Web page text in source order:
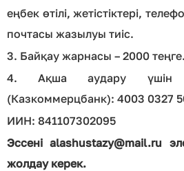
еңбек өтілі, жетістіктері,
почтасы жазылуы тиіс.
3. Байқау жарнасы – 2000 теңге.
4. Ақша аудару үшін
(Казкоммерцбанк): 4003 0327
ИИН: 841107302095
Эссеніalashustazy@mail.ru
жолдау керек.